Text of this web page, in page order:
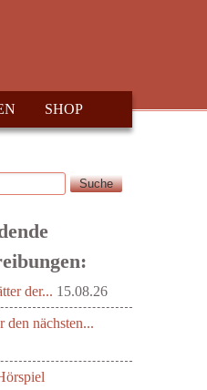
SHOP
der... 15.08.26
den nächsten...